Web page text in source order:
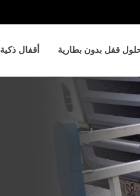
أقفال ذكية قفل بدون بطارية